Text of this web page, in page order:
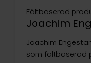
Fältbaserad
Joachim
Joachim
som fältbaserad